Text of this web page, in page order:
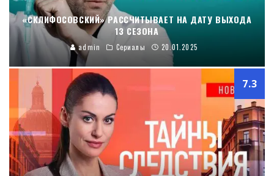
«СКЛИФОСОВСКИЙ» РАССЧИТЫВАЕТ НА ДАТУ ВЫХОДА
13 СЕЗОНА
admin Сериалы 20.01.2025
7.3